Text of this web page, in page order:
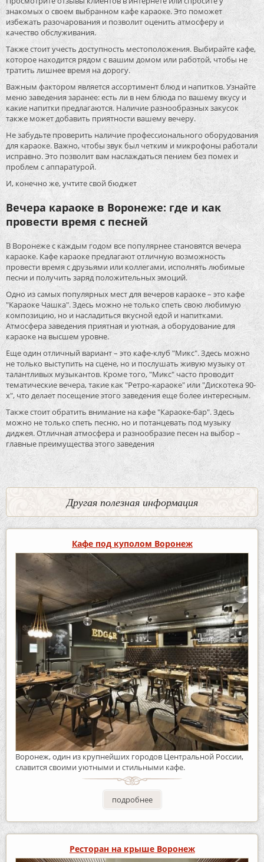
знакомых о своем выбранном кафе караоке. Это поможет
избежать разочарования и позволит оценить атмосферу и
качество обслуживания.
Также стоит учесть доступность местоположения. Выбирайте кафе,
которое находится рядом с вашим домом или работой, чтобы не
тратить лишнее время на дорогу.
Важным фактором является ассортимент блюд и напитков. Узнайте
меню заведения заранее: есть ли в нем блюда по вашему вкусу и
какие напитки предлагаются. Наличие разнообразных закусок
также может добавить приятности вашему вечеру.
Не забудьте проверить наличие профессионального оборудования
для караоке. Важно, чтобы звук был четким и микрофоны работали
исправно. Это позволит вам наслаждаться пением без помех и
проблем с аппаратурой.
И, конечно же, учтите свой бюджет
Вечера караоке в Воронеже: где и как
провести время с песней
В Воронеже с каждым годом все популярнее становятся вечера
караоке. Кафе караоке предлагают отличную возможность
провести время с друзьями или коллегами, исполнять любимые
песни и получить заряд положительных эмоций.
Одно из самых популярных мест для вечеров караоке – это кафе
"Караоке Чашка". Здесь можно не только спеть свою любимую
композицию, но и насладиться вкусной едой и напитками.
Атмосфера заведения приятная и уютная, а оборудование для
караоке на высшем уровне.
Еще один отличный вариант – это кафе-клуб "Микс". Здесь можно
не только выступить на сцене, но и послушать живую музыку от
талантливых музыкантов. Кроме того, "Микс" часто проводит
тематические вечера, такие как "Ретро-караоке" или "Дискотека 90-
х", что делает посещение этого заведения еще более интересным.
Также стоит обратить внимание на кафе "Караоке-бар". Здесь
можно не только спеть песню, но и потанцевать под музыку
диджея. Отличная атмосфера и разнообразие песен на выбор –
главные преимущества этого заведения
Другая полезная информация
Кафе под куполом Воронеж
Воронеж, один из крупнейших городов Центральной России,
славится своими уютными и стильными кафе.
подробнее
Ресторан на крыше Воронеж